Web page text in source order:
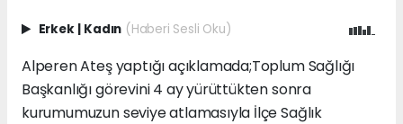
Erkek | Kadın (Haberi Sesli Oku)
Alperen Ateş yaptığı açıklamada;Toplum Sağlığı
Başkanlığı görevini 4 ay yürüttükten sonra
kurumumuzun seviye atlamasıyla İlçe Sağlık